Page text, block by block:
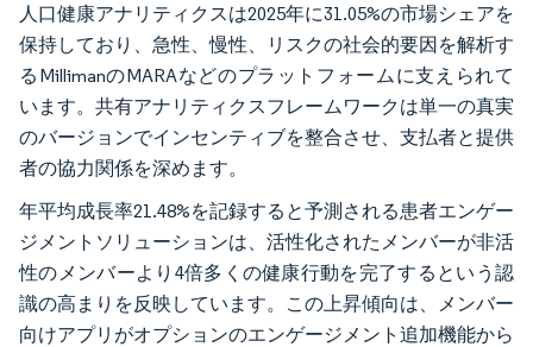
人口健康アナリティクスは2025年に31.05%の市場シェアを
保持しており、急性、慢性、リスクの社会的要因を解析す
るMillimanのMARAなどのプラットフォームに支えられて
います。共有アナリティクスフレームワークは単一の真実
のバージョンでインセンティブを整合させ、支払者と提供
者の協力関係を深めます。
年平均成長率21.48%を記録すると予測される患者エンゲー
ジメントソリューションは、活性化されたメンバーが非活
性のメンバーより4倍多くの健康行動を完了するという認
識の高まりを反映しています。この上昇傾向は、メンバー
向けアプリがオプションのエンゲージメント追加機能から